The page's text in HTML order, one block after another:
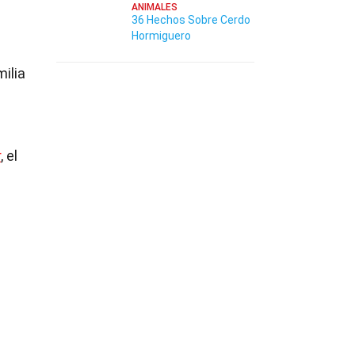
, el
ANIMALES
36 Hechos Sobre Cerdo
Hormiguero